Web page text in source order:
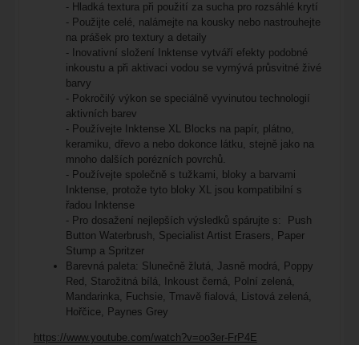
- Hladká textura při použití za sucha pro rozsáhlé krytí
- Použijte celé, nalámejte na kousky nebo nastrouhejte
na prášek pro textury a detaily
- Inovativní složení Inktense vytváří efekty podobné
inkoustu a při aktivaci vodou se vymývá průsvitné živé
barvy
- Pokročilý výkon se speciálně vyvinutou technologií
aktivních barev
- Používejte Inktense XL Blocks na papír, plátno,
keramiku, dřevo a nebo dokonce látku, stejně jako na
mnoho dalších porézních povrchů.
- Používejte společně s tužkami, bloky a barvami
Inktense, protože tyto bloky XL jsou kompatibilní s
řadou Inktense
- Pro dosažení nejlepších výsledků spárujte s: Push
Button Waterbrush, Specialist Artist Erasers, Paper
Stump a Spritzer
Barevná paleta: Slunečně žlutá, Jasně modrá, Poppy
Red, Starožitná bílá, Inkoust černá, Polní zelená,
Mandarinka, Fuchsie, Tmavě fialová, Listová zelená,
Hořčice, Paynes Grey
https://www.youtube.com/watch?v=oo3er-FrP4E